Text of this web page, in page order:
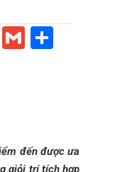
EmailGmail
đến được ưa
giỏi trí tích hợp